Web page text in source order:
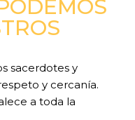
sacerdotes y
y cercanía.
a toda la